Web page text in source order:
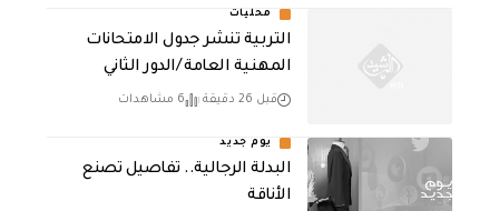
محليات
التربية تنشر جدول الامتحانات
المهنية العامة /الدور الثاني
قبل 26 دقيقة 6 مشاهدات
يوم جديد
البدلة الرجالية.. تفاصيل تصنع
الأناقة